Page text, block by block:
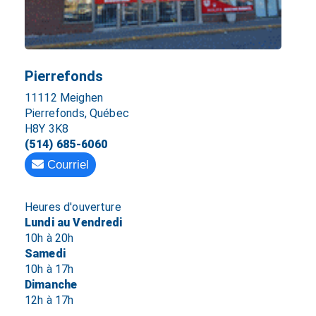
Pierrefonds
11112 Meighen
Pierrefonds, Québec
H8Y 3K8
(514) 685-6060
Courriel
Heures d'ouverture
Lundi au Vendredi
10h à 20h
Samedi
10h à 17h
Dimanche
12h à 17h